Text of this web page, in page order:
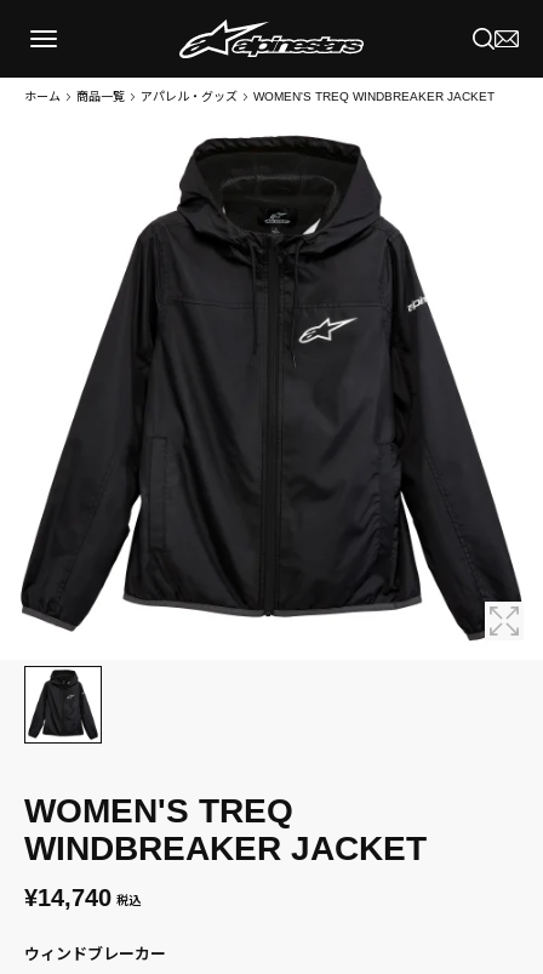
ホーム 商品一覧 アパレル・グッズ WOMEN'S TREQ WINDBREAKER JACKET
WOMEN'S TREQ
WINDBREAKER JACKET
¥14,740 税込
ウィンドブレーカー